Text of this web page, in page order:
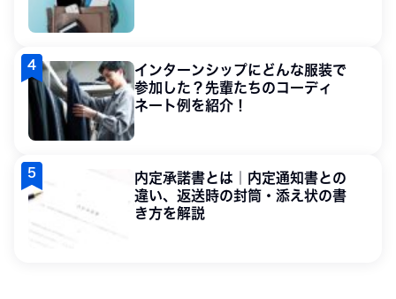
インターンシップにどんな服装で
参加した？先輩たちのコーディ
ネート例を紹介！
内定承諾書とは｜内定通知書との
違い、返送時の封筒・添え状の書
き方を解説